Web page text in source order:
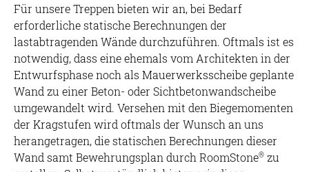
Für unsere Treppen bieten wir an, bei Bedarf
erforderliche statische Berechnungen der
lastabtragenden Wände durchzuführen. Oftmals ist es
notwendig, dass eine ehemals vom Architekten in der
Entwurfsphase noch als Mauerwerksscheibe geplante
Wand zu einer Beton- oder Sichtbetonwandscheibe
umgewandelt wird. Versehen mit den Biegemomenten
der Kragstufen wird oftmals der Wunsch an uns
herangetragen, die statischen Berechnungen dieser
Wand samt Bewehrungsplan durch RoomStone® zu